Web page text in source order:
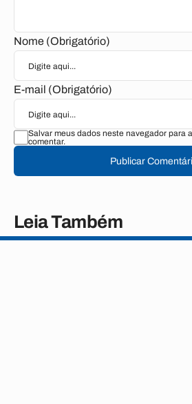
Nome (Obrigatório)
E-mail (Obrigatório)
Salvar meus dados neste navegador para
comentar.
Publicar
Leia Também